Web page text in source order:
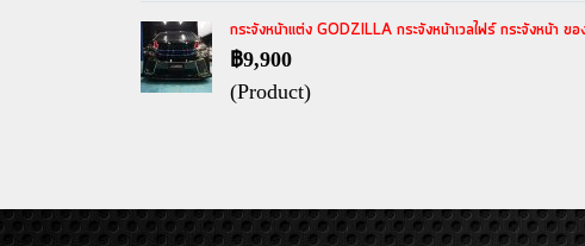
กระจังหน้าแต่ง GODZILLA กระจังหน้าเวลไฟร์ กระจังหน้า ขอ
฿9,900
(Product)